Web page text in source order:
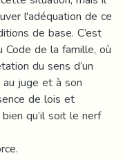
l'adéquation de ce
de base. C’est
Code de la famille, où
du sens d’un
juge et à son
de lois et
qu’il soit le nerf